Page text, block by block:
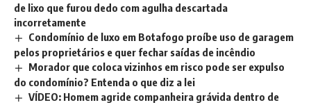
de lixo que furou dedo com agulha descartada
incorretamente
Condomínio de luxo em Botafogo proíbe uso de garagem
pelos proprietários e quer fechar saídas de incêndio
Morador que coloca vizinhos em risco pode ser expulso
do condomínio? Entenda o que diz a lei
VÍDEO: Homem agride companheira grávida dentro de